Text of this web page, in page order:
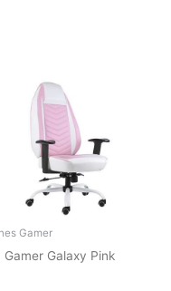
Gamer
Gamer Galaxy Pink